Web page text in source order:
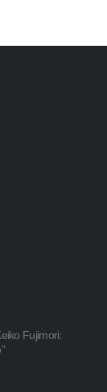
Fujimori: